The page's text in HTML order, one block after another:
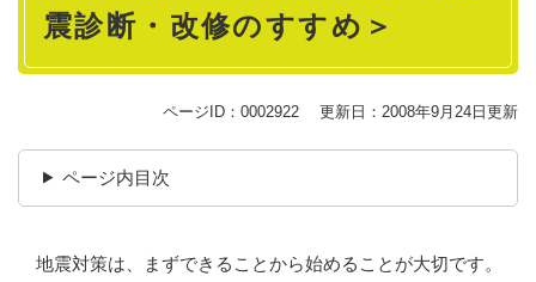
震診断・改修のすすめ＞
ページID：0002922 更新日：2008年9月24日更新
ページ内目次
地震対策は、まずできることから始めることが大切です。